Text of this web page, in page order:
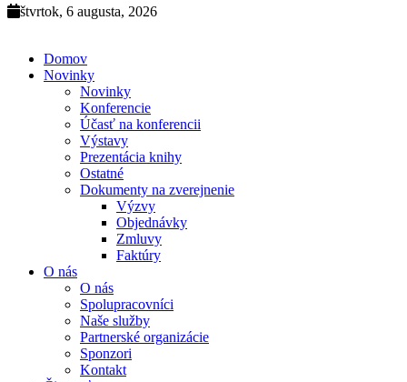
štvrtok, 6 augusta, 2026
Domov
Novinky
Novinky
Konferencie
Účasť na konferencii
Výstavy
Prezentácia knihy
Ostatné
Dokumenty na zverejnenie
Výzvy
Objednávky
Zmluvy
Faktúry
O nás
O nás
Spolupracovníci
Naše služby
Partnerské organizácie
Sponzori
Kontakt